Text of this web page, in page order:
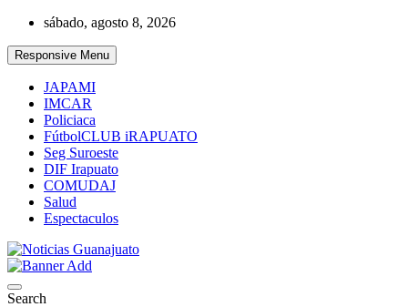
Skip
content
sábado, agosto 8, 2026
Responsive Menu
JAPAMI
IMCAR
Policiaca
FútbolCLUB iRAPUATO
Seg Suroeste
DIF Irapuato
COMUDAJ
Salud
Espectaculos
Noticias Guanajuato
Search